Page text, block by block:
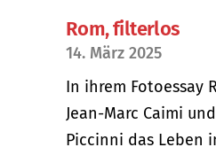
Rom, filterlos
14. März 2025
In ihrem Fotoessay
Jean-Marc Caimi
Piccinni das Leben